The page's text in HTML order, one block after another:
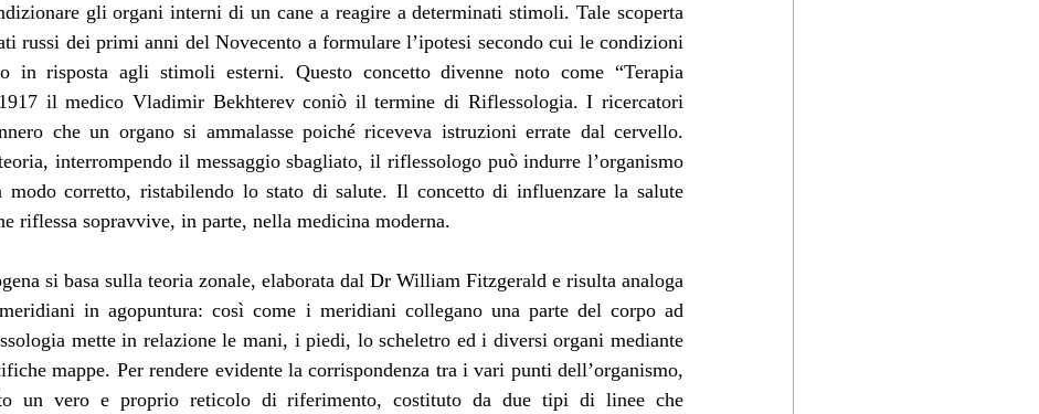
gli organi interni di un cane a reagire a determinati stimoli. Tale scoperta
russi dei primi anni del Novecento a formulare l’ipotesi secondo cui le condizioni
in risposta agli stimoli esterni. Questo concetto divenne noto come “Terapia
il medico Vladimir Bekhterev coniò il termine di Riflessologia. I ricercatori
che un organo si ammalasse poiché riceveva istruzioni errate dal cervello.
interrompendo il messaggio sbagliato, il riflessologo può indurre l’organismo
modo corretto, ristabilendo lo stato di salute. Il concetto di influenzare la salute
riflessa sopravvive, in parte, nella medicina moderna.
si basa sulla teoria zonale, elaborata dal Dr William Fitzgerald e risulta analoga
in agopuntura: così come i meridiani collegano una parte del corpo ad
mette in relazione le mani, i piedi, lo scheletro ed i diversi organi mediante
mappe. Per rendere evidente la corrispondenza tra i vari punti dell’organismo,
un vero e proprio reticolo di riferimento, costituto da due tipi di linee che